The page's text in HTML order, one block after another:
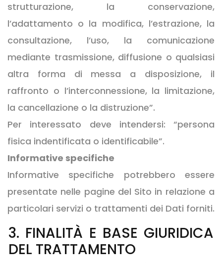
strutturazione, la conservazione,
l’adattamento o la modifica, l’estrazione, la
consultazione, l’uso, la comunicazione
mediante trasmissione, diffusione o qualsiasi
altra forma di messa a disposizione, il
raffronto o l’interconnessione, la limitazione,
la cancellazione o la distruzione”.
Per interessato deve intendersi: “persona
fisica indentificata o identificabile”.
Informative specifiche
Informative specifiche potrebbero essere
presentate nelle pagine del Sito in relazione a
particolari servizi o trattamenti dei Dati forniti.
3. FINALITÀ E BASE GIURIDICA
DEL TRATTAMENTO